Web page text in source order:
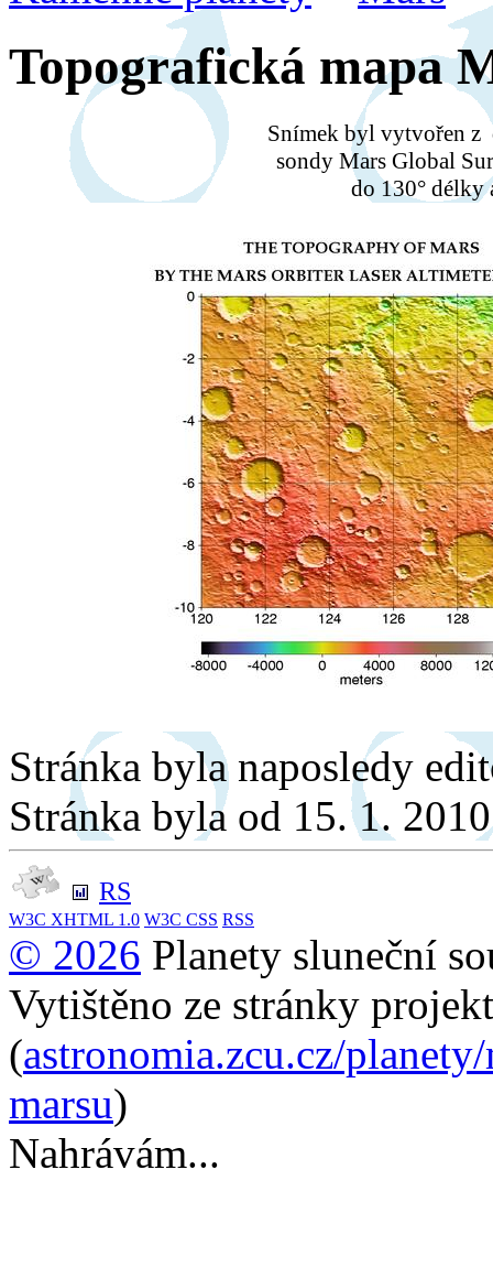
Topografická mapa
Snímek byl vytvořen z
sondy Mars Global
do 130° délky
Stránka byla naposledy
Stránka byla od 15. 1.
RS
W3C XHTML 1.0 W3C CSS RSS
© 2026 Planety sluneční
Vytištěno ze stránky
(astronomia.zcu.cz/
marsu)
Nahrávám...